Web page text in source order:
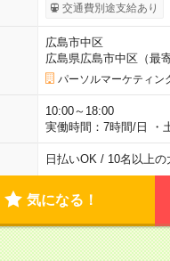
交通費別途支給あり
広島市中区
広島県広島市中区（最
パーソルマーケティン
10:00～18:00
実働時間：7時間/日 ・
日払いOK / 10名以上の
気になる！